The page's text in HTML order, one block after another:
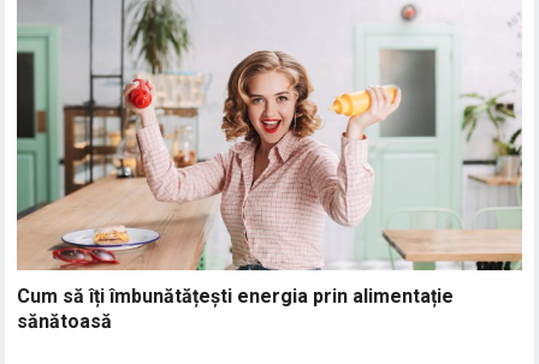
Cum să îți îmbunătățești energia prin alimentație
sănătoasă